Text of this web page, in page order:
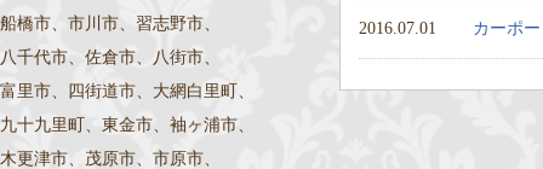
2016.07.01 カーポ
船橋市、市川市、習志野市、
八千代市、佐倉市、八街市、
富里市、四街道市、大網白里町、
九十九里町、東金市、袖ヶ浦市、
木更津市、茂原市、市原市、